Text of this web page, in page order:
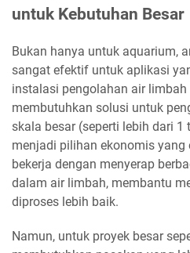
untuk Kebutuhan Besar
Bukan hanya untuk aquarium,
sangat efektif untuk aplikasi
instalasi pengolahan air limbah
membutuhkan solusi untuk
skala besar (seperti lebih dari
menjadi pilihan ekonomis
bekerja dengan menyerap
dalam air limbah, membantu
diproses lebih baik.
Namun, untuk proyek besar